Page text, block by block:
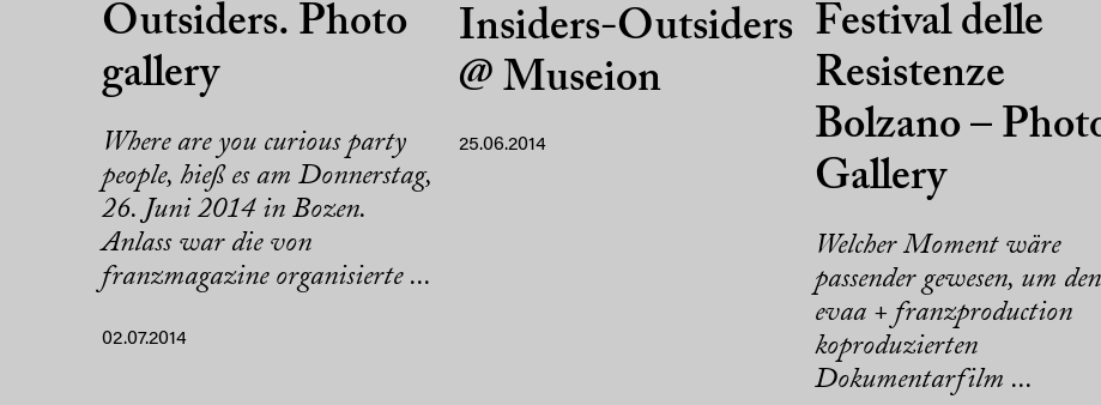
Outsiders. Photo
gallery
Where are you curious party
people, hieß es am Donnerstag,
26. Juni 2014 in Bozen.
Anlass war die von
franzmagazine organisierte ...
02.07.2014
Insiders-Outsiders
@ Museion
25.06.2014
Festival delle
Resistenze
Bolzano –
Gallery
Welcher Moment wäre
passender gewesen, um
evaa + franzproduction
koproduzierten
Dokumentarfilm ...